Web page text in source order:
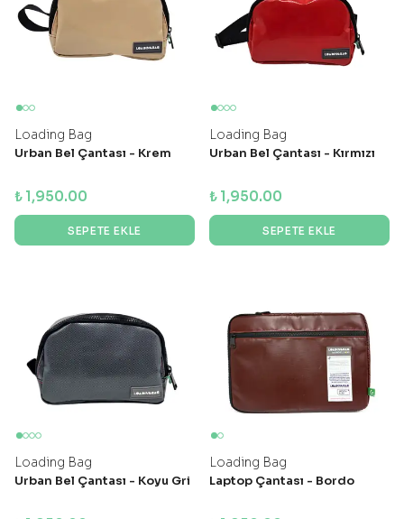
Loading Bag
Urban Bel Çantası - Krem
₺ 1,950.00
SEPETE EKLE
Loading Bag
Urban Bel Çantası - Kırmızı
₺ 1,950.00
SEPETE EKLE
Loading Bag
Urban Bel Çantası - Koyu Gri
Loading Bag
Laptop Çantası - Bordo